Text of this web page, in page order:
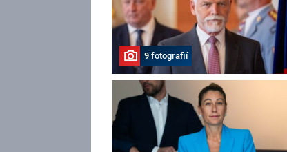
9 fotografií